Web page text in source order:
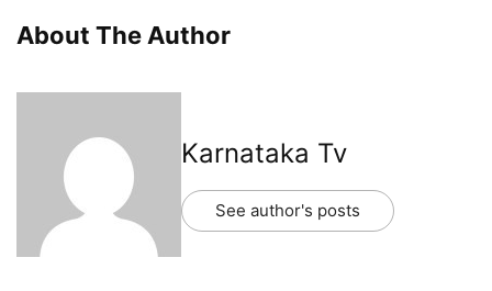
About The Author
Karnataka Tv
See author's posts